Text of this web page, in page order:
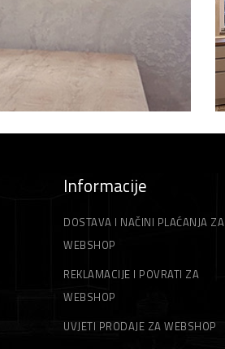
Informacije
DOSTAVA I NAČINI PLAĆANJA ZA
WEBSHOP
REKLAMACIJE I POVRATI ZA
WEBSHOP
UVJETI PRODAJE ZA WEBSHOP